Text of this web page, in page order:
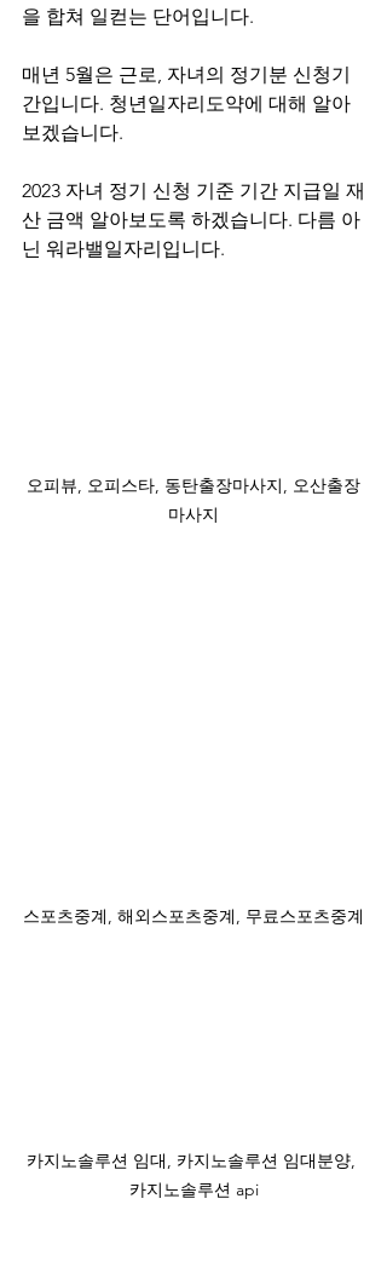
을 합쳐 일컫는 단어입니다.
매년 5월은 근로, 자녀의 정기분 신청기
간입니다. 청년일자리도약에 대해 알아
보겠습니다.
2023 자녀 정기 신청 기준 기간 지급일 재
산 금액 알아보도록 하겠습니다. 다름 아
닌 워라밸일자리입니다.
오피뷰, 오피스타, 동탄출장마사지, 오산출장
마사지
스포츠중계, 해외스포츠중계, 무료스포츠중계
카지노솔루션 임대, 카지노솔루션 임대분양,
카지노솔루션 api